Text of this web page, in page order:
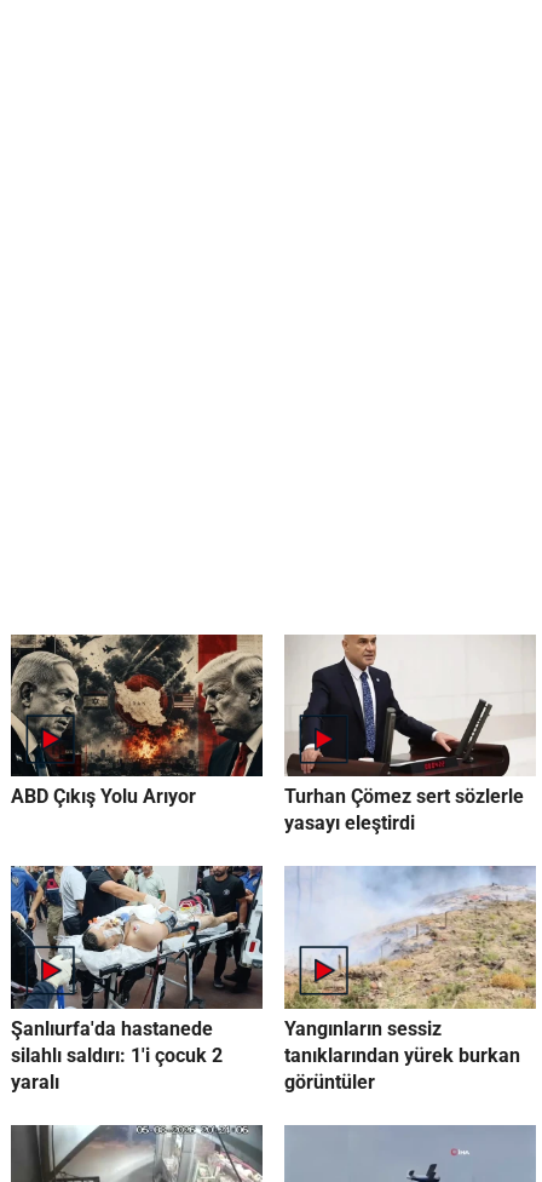
ABD Çıkış Yolu Arıyor
Turhan Çömez sert sözlerle
yasayı eleştirdi
Şanlıurfa'da hastanede
silahlı saldırı: 1'i çocuk 2
yaralı
Yangınların sessiz
tanıklarından yürek burkan
görüntüler